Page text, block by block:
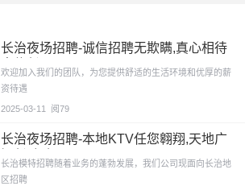
长治夜场招聘-诚信招聘无欺瞒,真心相待
赢信任
欢迎加入我们的团队，为您提供舒适的生活环境和优厚的薪
资待遇
2025-03-11 阅79
长治夜场招聘-本地KTV任您翱翔,天地广
阔任驰骋
长治模特招聘随着业务的蓬勃发展，我们公司现面向长治地
区招聘